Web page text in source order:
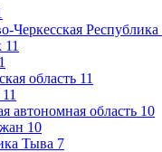
Черкесская Республика
11
1
область 11
11
автономная область 10
10
Тыва 7